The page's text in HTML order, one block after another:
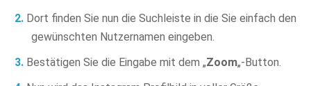
Dort finden Sie nun die Suchleiste in die Sie einfach den
gewünschten Nutzernamen eingeben.
Bestätigen Sie die Eingabe mit dem „Zoom„-Button.